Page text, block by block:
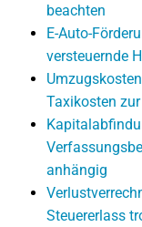
beachten
E-Auto-
versteuernde
Taxikosten
anhängig
Steuererlass